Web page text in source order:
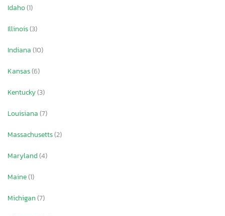
Idaho(1)
Illinois(3)
Indiana(10)
Kansas(6)
Kentucky(3)
Louisiana(7)
Massachusetts(2)
Maryland(4)
Maine(1)
Michigan(7)